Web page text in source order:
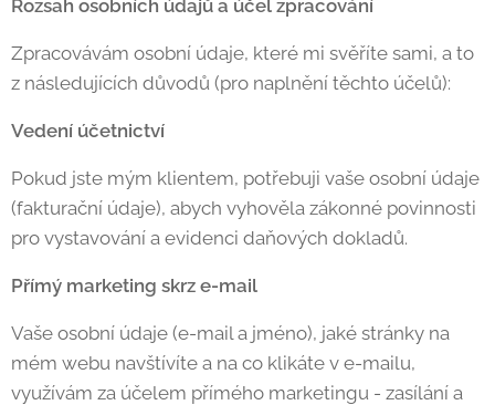
Rozsah osobních údajů a účel zpracování
Zpracovávám osobní údaje, které mi svěříte sami, a to
z následujících důvodů (pro naplnění těchto účelů):
Vedení účetnictví
Pokud jste mým klientem, potřebuji vaše osobní údaje
(fakturační údaje), abych vyhověla zákonné povinnosti
pro vystavování a evidenci daňových dokladů.
Přímý marketing skrz e-mail
Vaše osobní údaje (e-mail a jméno), jaké stránky na
mém webu navštívíte a na co klikáte v e-mailu,
využívám za účelem přímého marketingu - zasílání a